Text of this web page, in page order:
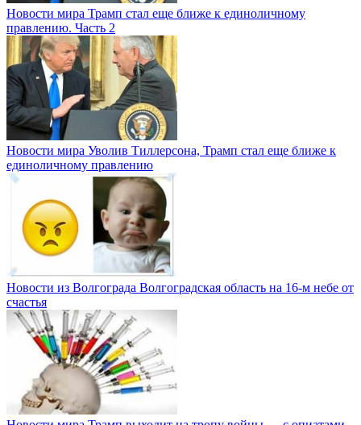
Новости мира Трамп стал еще ближе к единоличному
правлению. Часть 2
Новости мира Уволив Тиллерсона, Трамп стал еще ближе к
единоличному правлению
Новости из Волгограда Волгоградская область на 16-м небе от
счастья